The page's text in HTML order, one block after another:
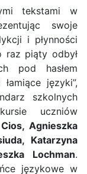
tekstami w
swoje
i płynności
raz piąty odbył
pod hasłem
języki”,
szkolnych
uczniów
Agnieszka
Katarzyna
Lochman.
językowe w